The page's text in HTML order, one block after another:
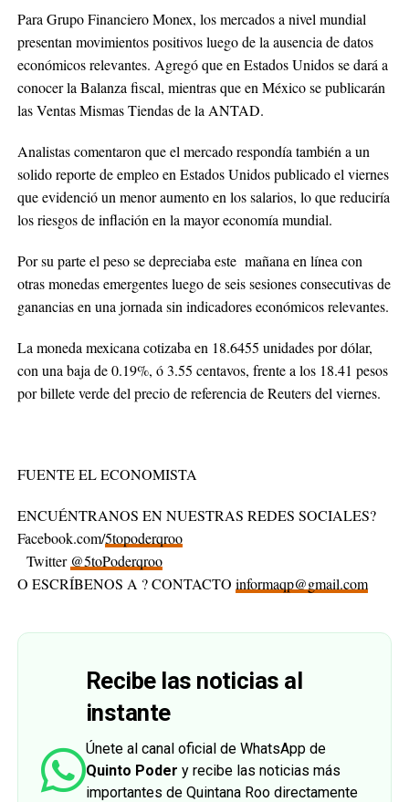
Para Grupo Financiero Monex, los mercados a nivel mundial
presentan movimientos positivos luego de la ausencia de datos
económicos relevantes. Agregó que en Estados Unidos se dará a
conocer la Balanza fiscal, mientras que en México se publicarán
las Ventas Mismas Tiendas de la ANTAD.
Analistas comentaron que el mercado respondía también a un
solido reporte de empleo en Estados Unidos publicado el viernes
que evidenció un menor aumento en los salarios, lo que reduciría
los riesgos de inflación en la mayor economía mundial.
Por su parte el peso se depreciaba este mañana en línea con
otras monedas emergentes luego de seis sesiones consecutivas de
ganancias en una jornada sin indicadores económicos relevantes.
La moneda mexicana cotizaba en 18.6455 unidades por dólar,
con una baja de 0.19%, ó 3.55 centavos, frente a los 18.41 pesos
por billete verde del precio de referencia de Reuters del viernes.
FUENTE EL ECONOMISTA
ENCUÉNTRANOS EN NUESTRAS REDES SOCIALES?
Facebook.com/5topoderqroo
Twitter @5toPoderqroo
O ESCRÍBENOS A ? CONTACTO informaqp@gmail.com
Recibe las noticias al
instante
Únete al canal oficial de WhatsApp de
Quinto Poder y recibe las noticias más
importantes de Quintana Roo directamente